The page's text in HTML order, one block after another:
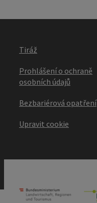
Tiráž
Prohlášení o ochraně
osobních údajů
Bezbariérová opatření
Upravit cookie